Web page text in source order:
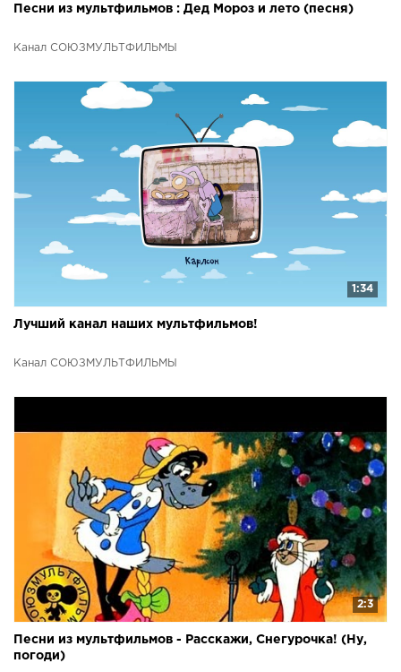
Песни из мультфильмов : Дед Мороз и лето (песня)
Канал СОЮЗМУЛЬТФИЛЬМЫ
1:34
Лучший канал наших мультфильмов!
Канал СОЮЗМУЛЬТФИЛЬМЫ
2:3
Песни из мультфильмов - Расскажи, Снегурочка! (Ну,
погоди)